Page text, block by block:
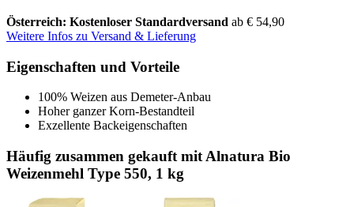
Österreich: Kostenloser Standardversand ab € 54,90
Weitere Infos zu Versand & Lieferung
Eigenschaften und Vorteile
100% Weizen aus Demeter-Anbau
Hoher ganzer Korn-Bestandteil
Exzellente Backeigenschaften
Häufig zusammen gekauft mit Alnatura Bio
Weizenmehl Type 550, 1 kg